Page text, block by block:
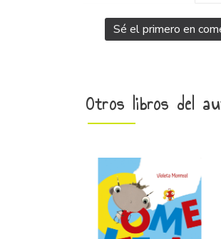
Sé el primero en
Otros libros del